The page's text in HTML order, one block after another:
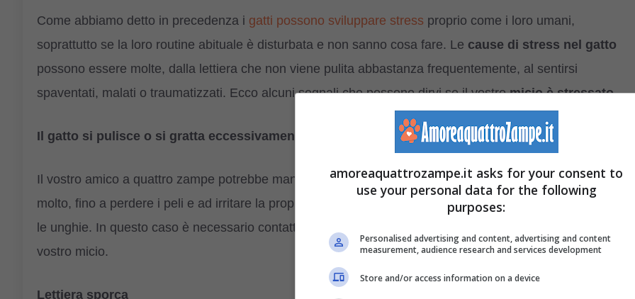
Come abbiamo detto in precedenza i gatti possono sviluppare stress proprio come i loro umani,
soprattutto se la loro routine abituale è disturbata e non sanno cosa fare. Le cause di stress nel gatto
possono essere molte, dalla lettiera che non viene pulita abbastanza frequentemente, al sentirsi
spaventati, malati o traumatizzati. Ecco alcuni segnali che possono dirvi se il vostromicio è stressato.
Il gatto si pulisce o si gratta eccessivamente
Il vostro amico a quattro zampe potrebbe manifestare il suo esserestressato , pulendosi o grattandosi
molto, fino a perdere i peli e ad irritare la propria pelle, proprio come quando gli esseri umani si mangiano
le unghie. In questo caso è necessario contattare il
vostro micio.
Lettiera sporca
amoreaquattrozampe.it asks for your consent to
use your personal data for the following
purposes:
Personalised advertising and content, advertising and content
measurement, audience research and services development
Store and/or access information on a device